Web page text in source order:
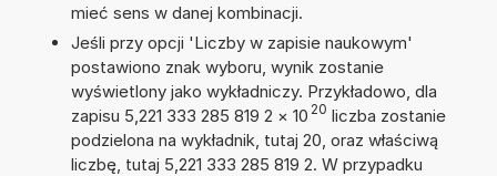
mieć sens w danej kombinacji.
Jeśli przy opcji 'Liczby w zapisie naukowym'
postawiono znak wyboru, wynik zostanie
wyświetlony jako wykładniczy. Przykładowo, dla
zapisu 5,221 333 285 819 2 × 10 20 liczba zostanie
podzielona na wykładnik, tutaj 20, oraz właściwą
liczbę, tutaj 5,221 333 285 819 2. W przypadku